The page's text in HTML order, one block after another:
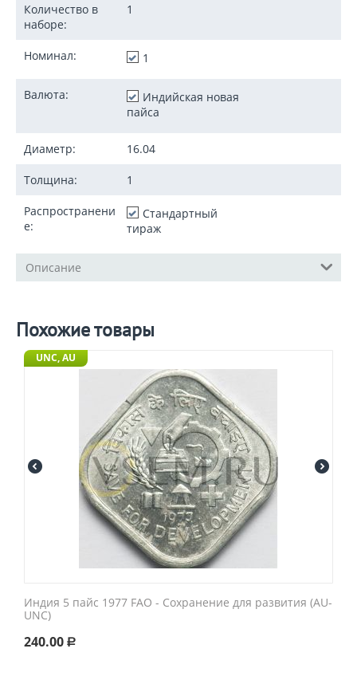
Количество в
наборе:
1
Номинал: 1
Валюта:
Индийская новая
пайса
Диаметр: 16.04
Толщина: 1
Распространени
е:
Стандартный
тираж
Описание
Похожие товары
UNC, AU
Индия 5 пайс 1977 FAO - Сохранение для развития (AU-
UNC)
240.00 Р